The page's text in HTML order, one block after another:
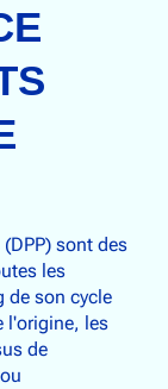
sont des
les
de son cycle
l'origine, les
de